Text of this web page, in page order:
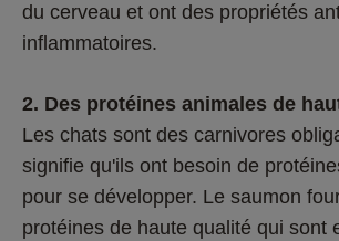
du cerveau et ont des propriétés
inflammatoires.
2. Des protéines animales de
Les chats sont des carnivores
signifie qu'ils ont besoin de
pour se développer. Le saumon
protéines de haute qualité qui sont